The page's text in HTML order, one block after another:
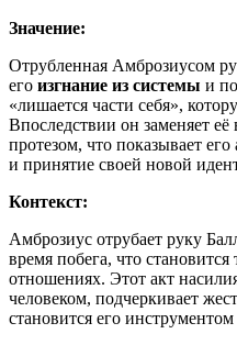
Значение:
Отрубленная Амброзиусом
его изгнание из системы и
«лишается части себя»,
Впоследствии он заменяет
протезом, что показывает
и принятие своей новой
Контекст:
Амброзиус отрубает руку
время побега, что становится
отношениях. Этот акт
человеком, подчеркивает
становится его инструментом